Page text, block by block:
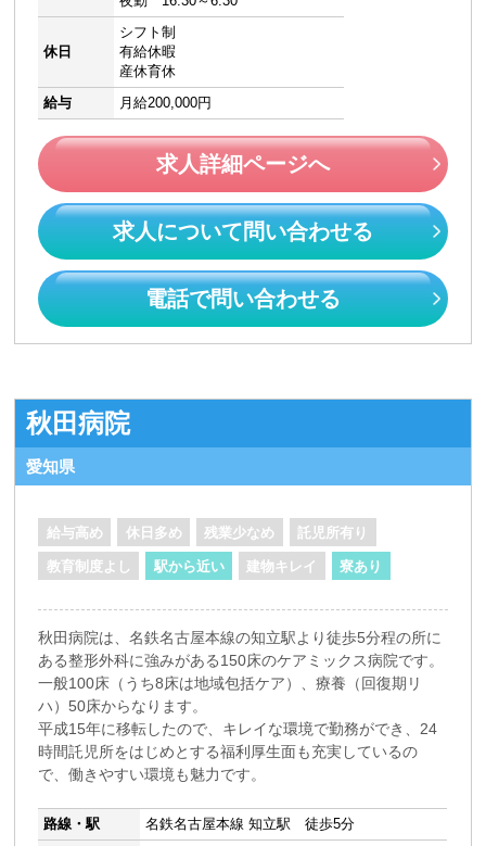
休日
シフト制
有給休暇
産休育休
給与
月給200,000円
求人詳細ページへ
求人について問い合わせる
電話で問い合わせる
秋田病院
愛知県
給与高め 休日多め 残業少なめ 託児所有り
教育制度よし 駅から近い 建物キレイ 寮あり
秋田病院は、名鉄名古屋本線の知立駅より徒歩5分程の所に
ある整形外科に強みがある150床のケアミックス病院です。
一般100床（うち8床は地域包括ケア）、療養（回復期リ
ハ）50床からなります。
平成15年に移転したので、キレイな環境で勤務ができ、24
時間託児所をはじめとする福利厚生面も充実しているの
で、働きやすい環境も魅力です。
路線・駅 名鉄名古屋本線 知立駅 徒歩5分